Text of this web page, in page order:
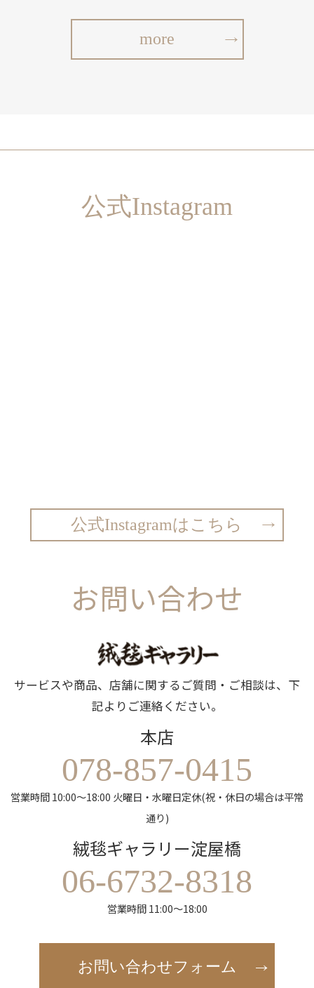
more
公式Instagram
公式Instagramはこちら
お問い合わせ
サービスや商品、店舗に関するご質問・ご相談は、下
記よりご連絡ください。
本店
078-857-0415
営業時間 10:00～18:00 火曜日・水曜日定休(祝・休日の場合は平常
通り)
絨毯ギャラリー淀屋橋
06-6732-8318
営業時間 11:00～18:00
お問い合わせフォーム